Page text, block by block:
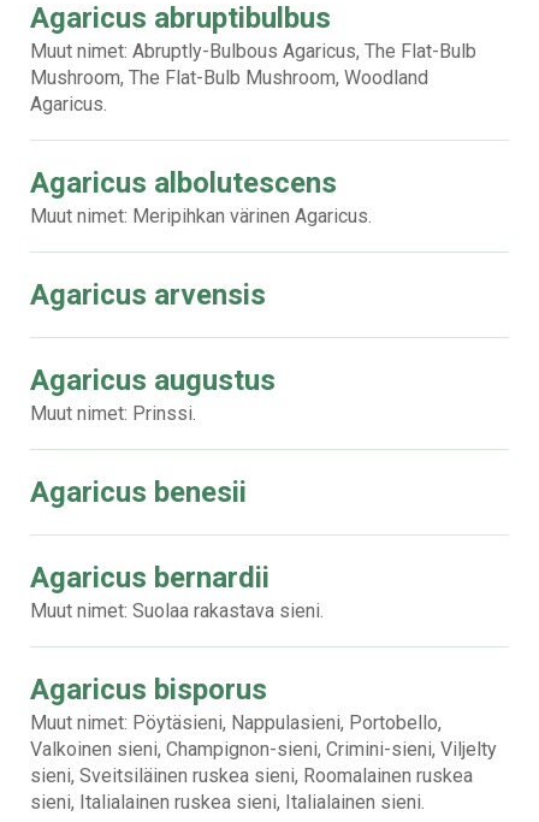
Agaricus abruptibulbus
Muut nimet: Abruptly-Bulbous Agaricus, The Flat-Bulb
Mushroom, The Flat-Bulb Mushroom, Woodland
Agaricus.
Agaricus albolutescens
Muut nimet: Meripihkan värinen Agaricus.
Agaricus arvensis
Agaricus augustus
Muut nimet: Prinssi.
Agaricus benesii
Agaricus bernardii
Muut nimet: Suolaa rakastava sieni.
Agaricus bisporus
Muut nimet: Pöytäsieni, Nappulasieni, Portobello,
Valkoinen sieni, Champignon-sieni, Crimini-sieni, Viljelty
sieni, Sveitsiläinen ruskea sieni, Roomalainen ruskea
sieni, Italialainen ruskea sieni, Italialainen sieni.